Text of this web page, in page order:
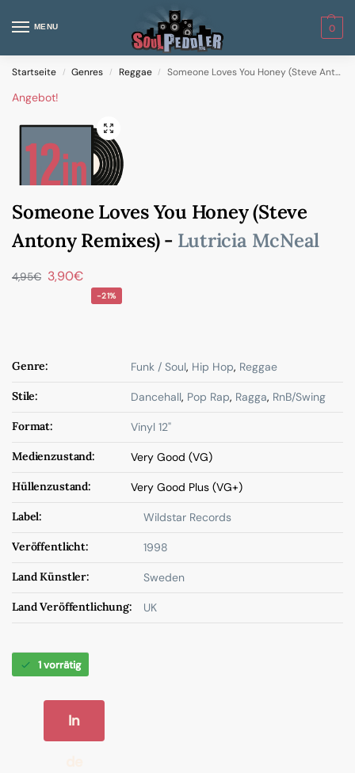
MENU 0
Startseite / Genres / Reggae / Someone Loves You Honey (Steve Antony Remixes)
Angebot!
Someone Loves You Honey (Steve
Antony Remixes) - Lutricia McNeal
4,95€ 3,90€
-21%
Genre: Funk / Soul, Hip Hop, Reggae
Stile: Dancehall, Pop Rap, Ragga, RnB/Swing
Format: Vinyl 12"
Medienzustand: Very Good (VG)
Hüllenzustand: Very Good Plus (VG+)
Label: Wildstar Records
Veröffentlicht: 1998
Land Künstler: Sweden
Land Veröffentlichung: UK
1 vorrätig
In